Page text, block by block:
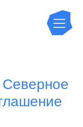
Северное